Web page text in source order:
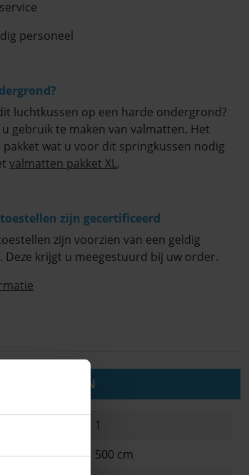
personeel
luchtkussen op een harde ondergrond?
gebruik te maken van valmatten. Het
wat u voor dit springkussen nodig
valmatten pakket XL.
zijn gecertificeerd
zijn voorzien van een geldig
Deze krijgt u meegestuurd bij uw order.
1
500 cm